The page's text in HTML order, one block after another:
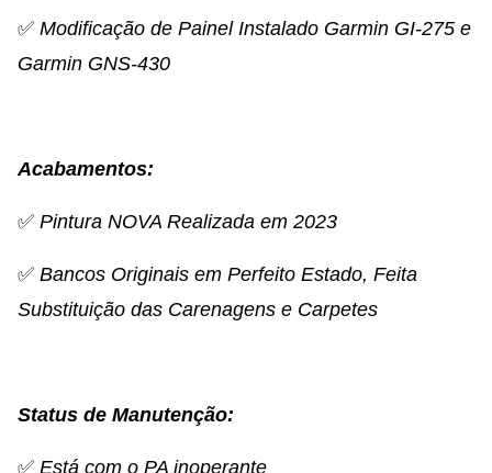
✅ Modificação de Painel Instalado Garmin GI-275 e
Garmin GNS-430
Acabamentos:
✅ Pintura NOVA Realizada em 2023
✅ Bancos Originais em Perfeito Estado, Feita
Substituição das Carenagens e Carpetes
Status de Manutenção:
✅ Está com o PA inoperante